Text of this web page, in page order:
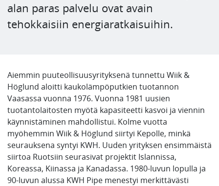
alan paras palvelu ovat avain
tehokkaisiin energiaratkaisuihin.
Aiemmin puuteollisuusyrityksenä tunnettu Wiik &
Höglund aloitti kaukolämpöputkien tuotannon
Vaasassa vuonna 1976. Vuonna 1981 uusien
tuotantolaitosten myötä kapasiteetti kasvoi ja viennin
käynnistäminen mahdollistui. Kolme vuotta
myöhemmin Wiik & Höglund siirtyi Kepolle, minkä
seurauksena syntyi KWH. Uuden yrityksen ensimmäistä
siirtoa Ruotsiin seurasivat projektit Islannissa,
Koreassa, Kiinassa ja Kanadassa. 1980-luvun lopulla ja
90-luvun alussa KWH Pipe menestyi merkittävästi